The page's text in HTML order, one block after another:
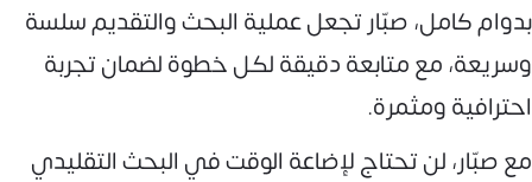
بدوام كامل، صبّار تجعل عملية البحث والتقديم سلسة
وسريعة، مع متابعة دقيقة لكل خطوة لضمان تجربة
احترافية ومثمرة.
مع صبّار، لن تحتاج لإضاعة الوقت في البحث التقليدي